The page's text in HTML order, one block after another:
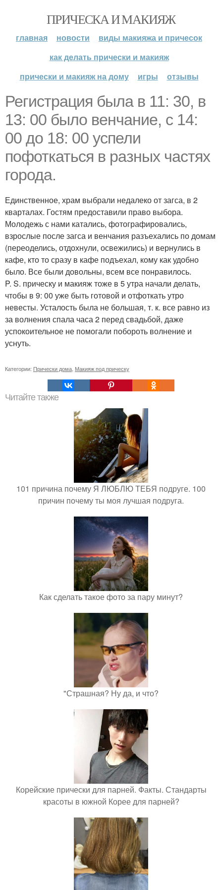
ПРИЧЕСКА И МАКИЯЖ
главная новости
виды макияжа и причесок
как делать прически и макияж
прически и макияж на дому
игры отзывы
Регистрация была в 11: 30, в
13: 00 было венчание, с 14:
00 до 18: 00 успели
пофоткаться в разных частях
города.
Единственное, храм выбрали недалеко от загса, в 2
кварталах. Гостям предоставили право выбора.
Молодежь с нами катались, фотографировались,
взрослые после загса и венчания разъехались по домам
(переоделись, отдохнули, освежились) и вернулись в
кафе, кто то сразу в кафе подъехал, кому как удобно
было. Все были довольны, всем все понравилось.
P. S. прическу и макияж тоже в 5 утра начали делать,
чтобы в 9: 00 уже быть готовой и отфоткать утро
невесты. Усталость была не большая, т. к. все равно из
за волнения спала часа 2 перед свадьбой, даже
успокоительное не помогали побороть волнение и
уснуть.
Категории: Прически дома Макияж под прическу
Читайте также
101 причина почему Я ЛЮБЛЮ ТЕБЯ подруге. 100
причин почему ты моя лучшая подруга.
Как сделать такое фото за пару минут?
"Страшная? Ну да, и что?
Корейские прически для парней. Факты. Стандарты
красоты в южной Корее для парней?